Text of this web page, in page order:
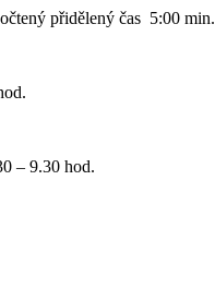
přidělený čas 5:00 min.
– 9.30 hod.